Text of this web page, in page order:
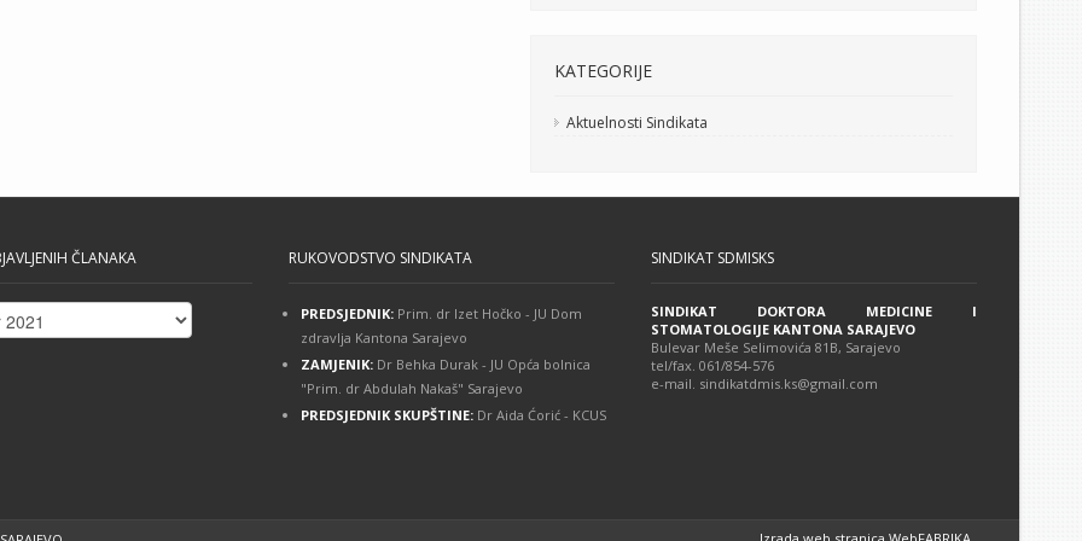
KATEGORIJE
Aktuelnosti Sindikata
ČLANAKA RUKOVODSTVO SINDIKATA
PREDSJEDNIK: Prim. dr Izet Hočko - JU Dom
zdravlja Kantona Sarajevo
ZAMJENIK: Dr Behka Durak - JU Opća bolnica
"Prim. dr Abdulah Nakaš" Sarajevo
PREDSJEDNIK SKUPŠTINE: Dr Aida Ćorić - KCUS
SINDIKAT SDMISKS
SINDIKAT DOKTORA MEDICINE I
STOMATOLOGIJE KANTONA SARAJEVO
Bulevar Meše Selimovića 81B, Sarajevo
tel/fax. 061/854-576
e-mail. sindikatdmis.ks@gmail.com